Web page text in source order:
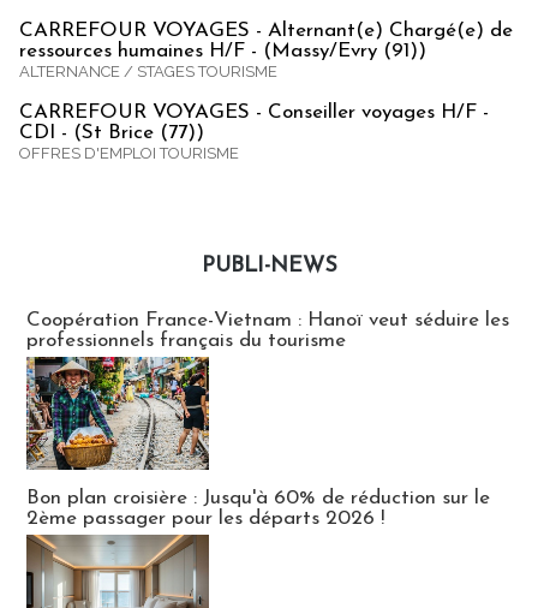
CARREFOUR VOYAGES - Alternant(e) Chargé(e) de
ressources humaines H/F - (Massy/Evry (91))
ALTERNANCE / STAGES TOURISME
CARREFOUR VOYAGES - Conseiller voyages H/F -
CDI - (St Brice (77))
OFFRES D'EMPLOI TOURISME
PUBLI-NEWS
Coopération France-Vietnam : Hanoï veut séduire les
professionnels français du tourisme
Bon plan croisière : Jusqu'à 60% de réduction sur le
2ème passager pour les départs 2026 !